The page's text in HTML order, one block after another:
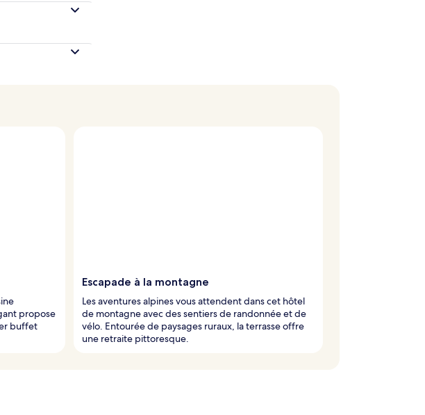
propose
buffet
Escapade à la montagne
Les aventures alpines vous attendent dans cet hôtel
de montagne avec des sentiers de randonnée et de
vélo. Entourée de paysages ruraux, la terrasse offre
une retraite pittoresque.